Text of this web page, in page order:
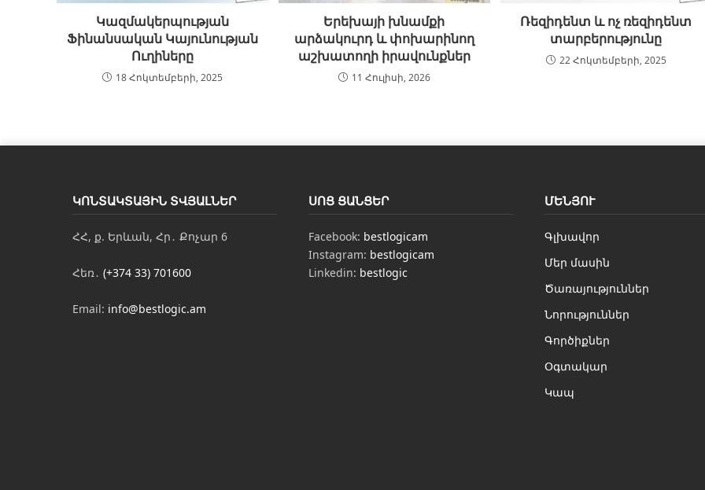
Կազմակերպության
Ֆինանսական Կայունության
Ուղիները
18 Հոկտեմբերի, 2025
Երեխայի խնամքի
արձակուրդ և փոխարինող
աշխատողի իրավունքներ
11 Հուլիսի, 2026
Ռեզիդենտ և ոչ ռեզիդենտ
տարբերությունը
22 Հոկտեմբերի, 2025
ԿՈՆՏԱԿՏԱՅԻՆ ՏՎՅԱԼՆԵՐ
ՀՀ, ք. Երևան, Հր․ Քոչար 6
Հեռ․ (+374 33) 701600
Email: info@bestlogic.am
ՍՈՑ ՑԱՆՑԵՐ
Facebook: bestlogicam
Instagram: bestlogicam
Linkedin: bestlogic
ՄԵՆՅՈՒ
Գլխավոր
Մեր մասին
Ծառայություններ
Նորություններ
Գործիքներ
Օգտակար
Կապ